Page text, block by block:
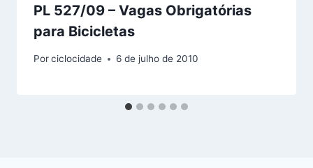
PL 527/09 – Vagas Obrigatórias
para Bicicletas
Porciclocidade 6 de julho de 2010